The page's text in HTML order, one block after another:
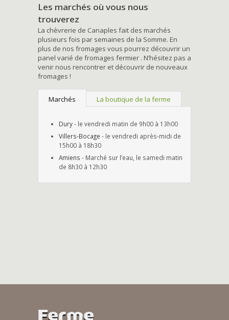
Les marchés où vous nous
trouverez
La chèvrerie de Canaples fait des marchés
plusieurs fois par semaines de la Somme. En
plus de nos fromages vous pourrez découvrir un
panel varié de fromages fermier . N’hésitez pas a
venir nous rencontrer et découvrir de nouveaux
fromages !
Marchés La boutique de la ferme
Dury- le vendredi matin de 9h00 à 13h00
Villers-Bocage - le vendredi après-midi de
15h00 à 18h30
Amiens - Marché sur l’eau, le samedi matin
de 8h30 à 12h30
Ferme